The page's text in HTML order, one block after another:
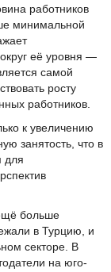
работников
минимальной
её уровня —
самой
росту
работников.
к увеличению
занятость, что в
для
больше
в Турцию, и
секторе. В
на юго-